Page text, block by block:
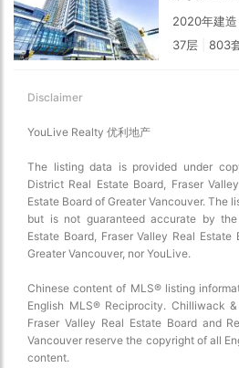
2020年建造
37层
803
Disclaimer
YouLive Realty 优利地产
The listing data is provided under
District Real Estate Board, Fraser
Estate Board of Greater Vancouver. The
but is not guaranteed accurate by
Estate Board, Fraser Valley Real
Greater Vancouver, nor YouLive.
Chinese content of MLS® listing
English MLS® Reciprocity. Chilliwack
Fraser Valley Real Estate Board and
Vancouver reserve the copyright of all
content.